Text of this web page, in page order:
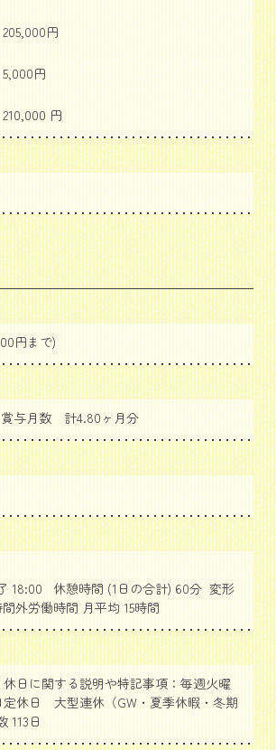
205,000円
5,000円
210,000 円
円まで)
与月数 計4.80ヶ月分
18:00 休憩時間 (1日の合計) 60分 変形
外労働時間 月平均 15時間
日に関する説明や特記事項：毎週火曜
定休日 大型連休（GW・夏季休暇・冬期
113日